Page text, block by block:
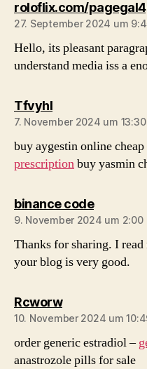
roloflix.com/
27. September 2024 um
Hello, its pleasant
understand media iss a
Tfvyhlsagt:
7. November 2024 um 13:30
buy aygestin online
prescriptionbuy yasmin
binance codesagt:
9. November 2024 um 2:00
Thanks for sharing. I
your blog is very good.
Rcworwsagt:
10. November 2024 um
order generic estradiol –
anastrozole pills for sale